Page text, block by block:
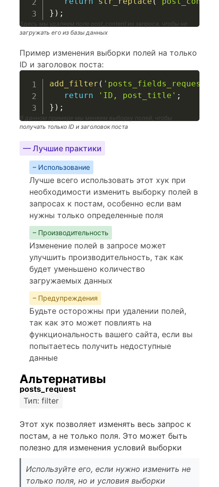
} ) ;
Здесь мы удаляем поле post_content из запроса, чтобы не
загружать его из базы данных
Пример изменения выборки полей на только
ID и заголовок поста:
add_filter ( 'posts_fields_request'
return
'ID, post_title' ;
} ) ;
В данном примере мы меняем выборку полей, чтобы
получать только ID и заголовок поста
— Лучшие практики
– Использование
Лучше всего использовать этот хук при
необходимости изменить выборку полей в
запросах к постам, особенно если вам
нужны только определенные поля
– Производительность
Изменение полей в запросе может
улучшить производительность, так как
будет уменьшено количество
загружаемых данных
– Предупреждения
Будьте осторожны при удалении полей,
так как это может повлиять на
функциональность вашего сайта, если вы
попытаетесь получить недоступные
данные
Альтернативы
posts_request
Тип: filter
Этот хук позволяет изменять весь запрос к
постам, а не только поля. Это может быть
полезно для изменения условий выборки
Используйте его, если нужно изменить не
только поля, но и условия выборки